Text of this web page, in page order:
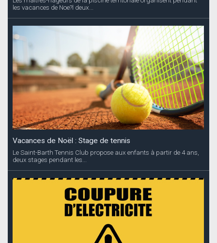
les vacances de Noe?l deux...
Vacances de Noël : Stage de tennis
Le Saint-Barth Tennis Club propose aux enfants à partir de 4 ans,
deux stages pendant les...